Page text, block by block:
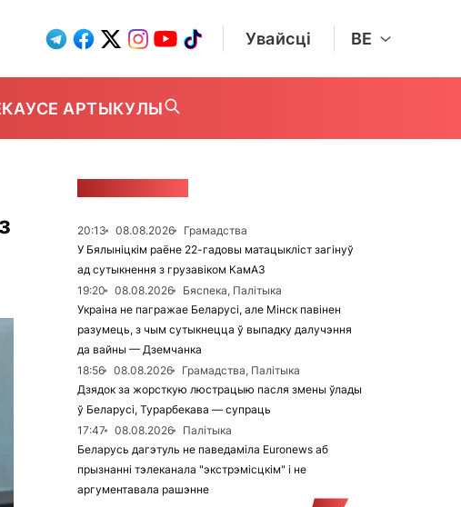
Увайсці BE
УСЕ АРТЫКУЛЫ
20:13 08.08.2026
Грамадства
У Бялыніцкім раёне 22-гадовы матацыкліст загінуў
ад сутыкнення з грузавіком КамАЗ
19:20
08.08.2026
Бяспека, Палітыка
Украіна не пагражае Беларусі, але Мінск павінен
разумець, з чым сутыкнецца ў выпадку далучэння
да вайны — Дземчанка
18:56
08.08.2026
Грамадства, Палітыка
Дзядок за жорсткую люстрацыю пасля змены ўлады
ў Беларусі, Турарбекава — супраць
17:47
08.08.2026
Палітыка
Беларусь дагэтуль не паведаміла Euronews аб
прызнанні тэлеканала "экстрэмісцкім" і не
аргументавала рашэнне